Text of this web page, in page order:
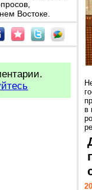
Востоке.
в